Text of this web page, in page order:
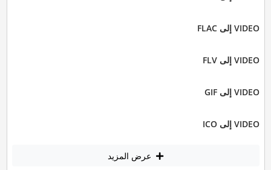
VIDEO إلى FLAC
VIDEO إلى FLV
VIDEO إلى GIF
VIDEO إلى ICO
عرض المزيد